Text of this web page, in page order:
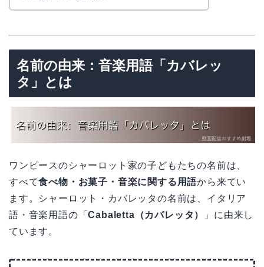
名前の由来：音楽用語「カバレッ
タ」とは
ワンピースのシャーロット家の子どもたちの名前は、
すべて食べ物・お菓子・音楽に関する用語から来てい
ます。シャーロット・カバレッタの名前は、イタリア
語・音楽用語の「Cabaletta（カバレッタ）
」に由来し
ています。